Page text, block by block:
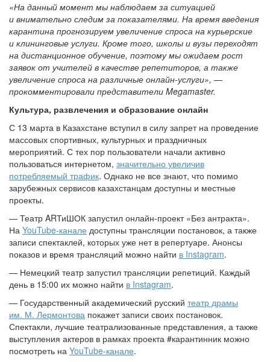
«На данный момент мы наблюдаем за ситуацией
и внимательно следим за показателями. На время введения
карантина прогнозируем увеличение спроса на курьерские
и клининговые услуги. Кроме того, школы и вузы переходят
на дистанционное обучение, поэтому мы ожидаем рост
заявок от учителей в качестве репетиторов, а также
увеличение спроса на различные онлайн-услуги», —
прокомментировали представители Megamaster.
Культура, развлечения и образование онлайн
С 13 марта в Казахстане вступил в силу запрет на проведение
массовых спортивных, культурных и праздничных
мероприятий. С тех пор пользователи начали активно
пользоваться интернетом, значительно увеличив
потребляемый трафик. Однако не все знают, что помимо
зарубежных сервисов казахстанцам доступны и местные
проекты.
— Театр ARТиШОК запустил онлайн-проект «Без антракта».
На YouTube-канале доступны трансляции постановок, а также
записи спектаклей, которых уже нет в репертуаре. Анонсы
показов и время трансляций можно найти в Instagram.
— Немецкий театр запустил трансляции репетиций. Каждый
день в 15:00 их можно найти в Instagram.
— Государственный академический русский театр драмы
им. М. Лермонтова покажет записи своих постановок.
Спектакли, лучшие театрализованные представления, а также
выступления актеров в рамках проекта #карантинник можно
посмотреть на YouTube-канале.